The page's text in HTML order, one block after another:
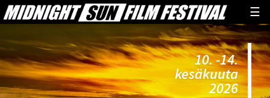
☰
10. -14.
kesäkuuta
2026